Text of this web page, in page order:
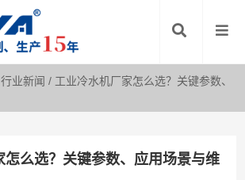
行业新闻 / 工业冷水机厂家怎么选？关键参数、
怎么选？关键参数、应用场景与维